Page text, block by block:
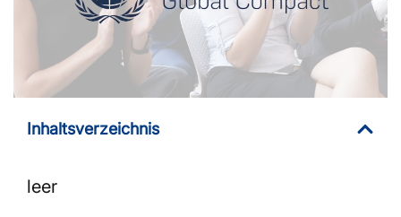
Inhaltsverzeichnis
leer